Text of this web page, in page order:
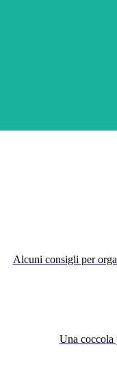
Alcuni consigli per
Una coccola